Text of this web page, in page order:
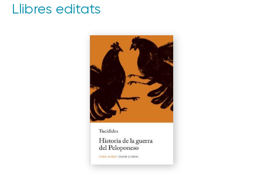
Llibres editats